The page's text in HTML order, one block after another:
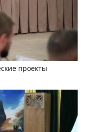
проекты